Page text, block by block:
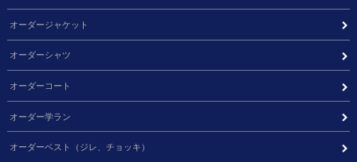
オーダージャケット
オーダーシャツ
オーダーコート
オーダー学ラン
オーダーベスト（ジレ、チョッキ）